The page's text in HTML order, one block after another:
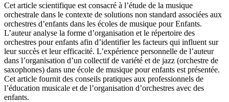
Cet article scientifique est consacré à l’étude de la musique
orchestrale dans le contexte de solutions non standard associées aux
orchestres d’enfants dans les écoles de musique pour Enfants.
L’auteur analyse la forme d’organisation et le répertoire des
orchestres pour enfants afin d’identifier les facteurs qui influent sur
leur succès et leur efficacité. L’expérience personnelle de l’auteur
dans l’organisation d’un collectif de variété et de jazz (orchestre de
saxophones) dans une école de musique pour enfants est présentée.
Cet article fournit des conseils pratiques aux professionnels de
l’éducation musicale et de l’organisation d’orchestres avec des
enfants.